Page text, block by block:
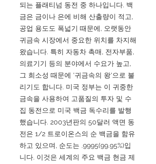
되는 플래티넘 동전 중 하나입니다. 백
금은 금이나 은에 비해 산출량이 적고,
공업 용도도 폭넓기 때문에, 오랫동안
귀금속 시장에서 중요한 위치를 차지해
왔습니다. 특히 자동차 촉매, 전자부품,
의료기기 등의 분야에서 수요가 높고,
그 희소성 때문에 '귀금속의 왕'으로 불
리기도 합니다. 미국 정부는 이 귀중한
금속을 사용하여 고품질의 투자 및 수
집 동전으로 미국 백금 독수리를 발행
했습니다. 2003년판의 50달러 액면 동
전은 1/2 트로이온스의 순 백금을 함유
하고 있으며, 순도는 .9995(99.95%)입
니다. 이것은 세계의 주요 백금 현금 제